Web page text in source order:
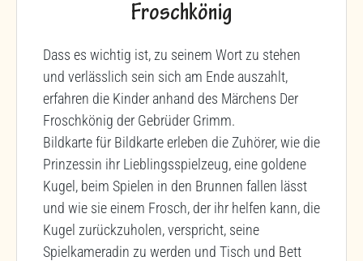
Froschkönig
Dass es wichtig ist, zu seinem Wort zu stehen
und verlässlich sein sich am Ende auszahlt,
erfahren die Kinder anhand des Märchens Der
Froschkönig der Gebrüder Grimm.
Bildkarte für Bildkarte erleben die Zuhörer, wie die
Prinzessin ihr Lieblingsspielzeug, eine goldene
Kugel, beim Spielen in den Brunnen fallen lässt
und wie sie einem Frosch, der ihr helfen kann, die
Kugel zurückzuholen, verspricht, seine
Spielkameradin zu werden und Tisch und Bett